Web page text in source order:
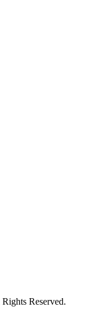
Reserved.